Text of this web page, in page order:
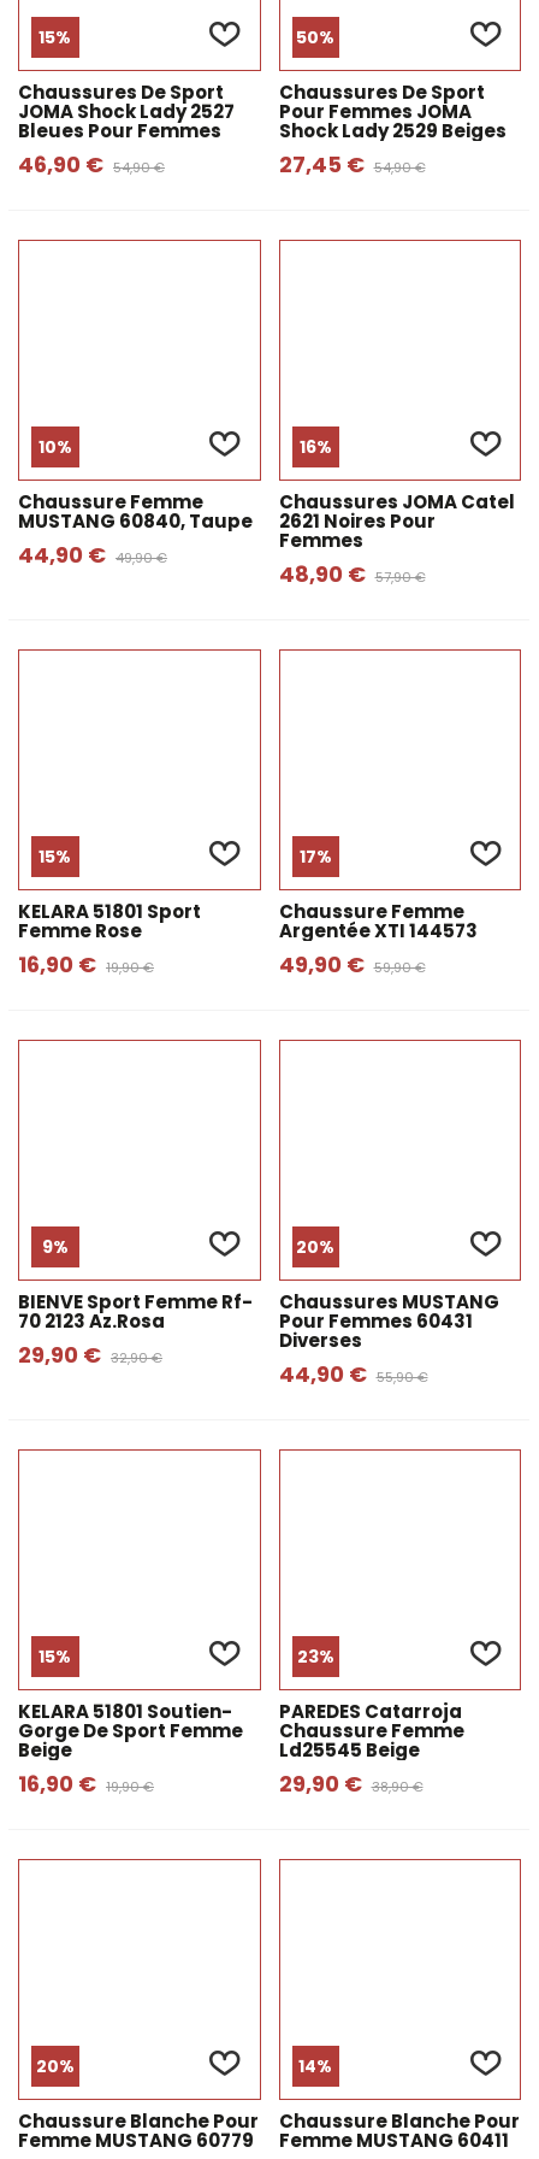
15%
Chaussures De Sport
JOMA Shock Lady 2527
Bleues Pour Femmes
46,90 € 54,90 €
50%
Chaussures De Sport
Pour Femmes JOMA
Shock Lady 2529 Beiges
27,45 € 54,90 €
10%
Chaussure Femme
MUSTANG 60840, Taupe
44,90 € 49,90 €
16%
Chaussures JOMA Catel
2621 Noires Pour
Femmes
48,90 € 57,90 €
15%
KELARA 51801 Sport
Femme Rose
16,90 € 19,90 €
17%
Chaussure Femme
Argentée XTI 144573
49,90 € 59,90 €
9%
BIENVE Sport Femme Rf-
70 2123 Az.rosa
29,90 € 32,90 €
20%
Chaussures MUSTANG
Pour Femmes 60431
Diverses
44,90 € 55,90 €
15%
KELARA 51801 Soutien-
Gorge De Sport Femme
Beige
16,90 € 19,90 €
23%
PAREDES Catarroja
Chaussure Femme
Ld25545 Beige
29,90 € 38,90 €
20%
Chaussure Blanche Pour
Femme MUSTANG 60779
14%
Chaussure Blanche Pour
Femme MUSTANG 60411